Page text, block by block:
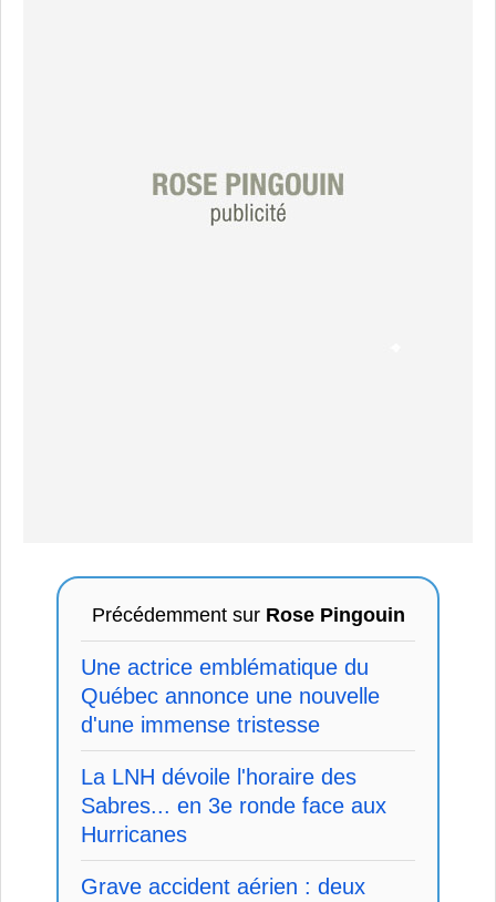
Précédemment sur Rose Pingouin
Une actrice emblématique du
Québec annonce une nouvelle
d'une immense tristesse
La LNH dévoile l'horaire des
Sabres... en 3e ronde face aux
Hurricanes
Grave accident aérien : deux